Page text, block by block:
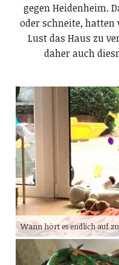
gegen Heidenheim.
oder schneite,
Lust das Haus zu
daher auch
Wann hört es endlich auf